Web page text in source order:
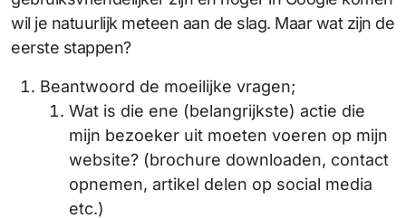
wil je natuurlijk meteen aan de slag. Maar wat zijn de
eerste stappen?
Beantwoord de moeilijke vragen;
Wat is die ene (belangrijkste) actie die
mijn bezoeker uit moeten voeren op mijn
website? (brochure downloaden, contact
opnemen, artikel delen op social media
etc.)